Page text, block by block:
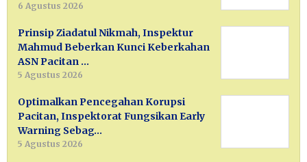
6 Agustus 2026
Prinsip Ziadatul Nikmah, Inspektur
Mahmud Beberkan Kunci Keberkahan
ASN Pacitan …
5 Agustus 2026
Optimalkan Pencegahan Korupsi
Pacitan, Inspektorat Fungsikan Early
Warning Sebag…
5 Agustus 2026